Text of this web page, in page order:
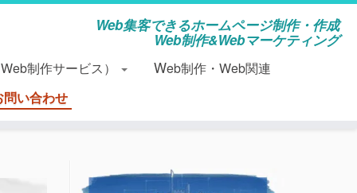
Web集客できるホームページ制作・作成
Web制作&Webマーケティング
制作サービス）
Web制作・Web関連
お問い合わせ